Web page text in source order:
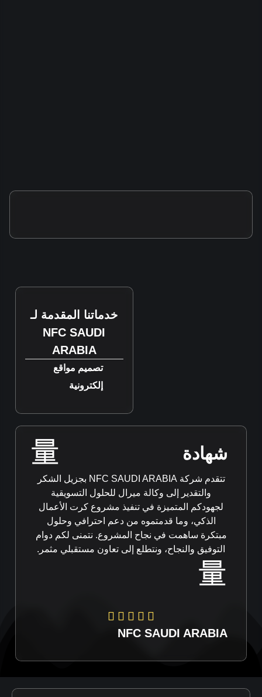
شهادة
تتقدم شركة NFC SAUDI ARABIA بجزيل الشكر
والتقدير إلى وكالة ميرال للحلول التسويقية
لجهودكم المتميزة في تنفيذ مشروع كرت الأعمال
الذكي، وما قدمتموه من دعم احترافي وحلول
مبتكرة ساهمت في نجاح المشروع. نتمنى لكم دوام
التوفيق والنجاح، ونتطلع إلى تعاون مستقبلي مثمر.
NFC SAUDI ARABIA
خدماتنا المقدمة لـ
NFC SAUDI
ARABIA
تصميم مواقع
إلكترونية